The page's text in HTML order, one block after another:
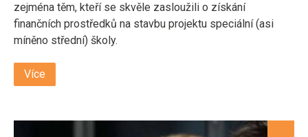
zejména těm, kteří se skvěle zasloužili o získání
finančních prostředků na stavbu projektu speciální (asi
míněno střední) školy.
Více